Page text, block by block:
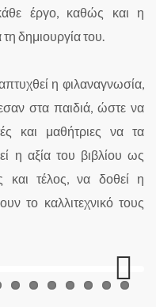
έργο, καθώς και η
δημιουργία του.
η φιλαναγνωσία,
στα παιδιά, ώστε να
και μαθήτριες να τα
η αξία του βιβλίου ως
και τέλος, να δοθεί η
το καλλιτεχνικό τους
Next